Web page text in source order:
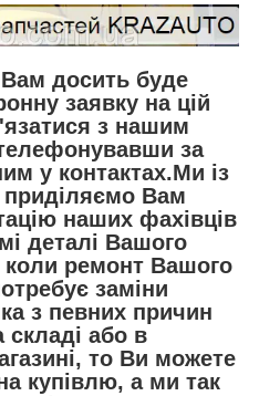
досить буде
заявку на цій
з нашим
за
у контактах.Ми із
Вам
наших фахівців
деталі Вашого
коли ремонт Вашого
заміни
з певних причин
складі або в
то Ви можете
купівлю, а ми так